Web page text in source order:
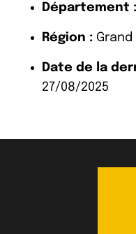
Département :
Région : Grand
Date de la
27/08/2025